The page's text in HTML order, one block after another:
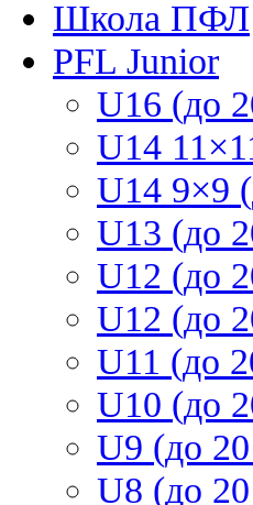
Школа ПФЛ
PFL Junior
U16 (до
U14
U14 9×9
U13 (до
U12 (до
U12 (до
U11 (до
U10 (до
U9 (до
U8 (до